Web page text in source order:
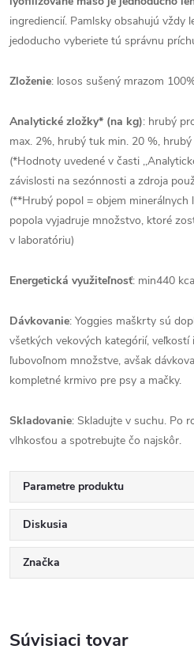
ingrediencií. Pamlsky obsahujú vždy
jedoducho vyberiete tú správnu
Zloženie: losos sušený mrazom
Analytické zložky* (na kg): hrubý
max. 2%, hrubý tuk min. 20 %,
(*Hodnoty uvedené v časti
závislosti na sezónnosti a zdroja
(**Hrubý popol = objem minerálnych
popola vyjadruje množstvo, ktoré
v laboratóriu)
Energetická využiteľnosť: min440
Dávkovanie: Yoggies maškrty sú
všetkých vekových kategórií,
ľubovoľnom množstve, avšak
kompletné krmivo pre psy a mačky.
Skladovanie: Skladujte v suchu. Po
vlhkosťou a spotrebujte čo najskôr.
Parametre produktu
Diskusia
Značka
Súvisiaci tovar